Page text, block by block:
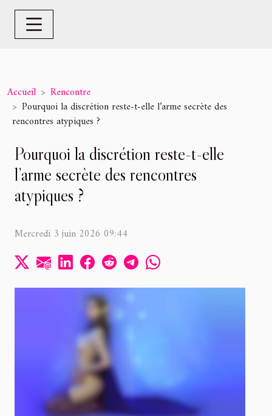
Accueil
Rencontre
Pourquoi la discrétion reste-t-elle l’arme secrète des
rencontres atypiques ?
Pourquoi la discrétion reste-t-elle
l’arme secrète des rencontres
atypiques ?
Mercredi 3 juin 2026 09:44